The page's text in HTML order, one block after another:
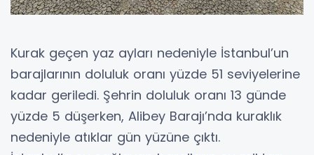
Kurak geçen yaz ayları nedeniyle İstanbul’un
barajlarının doluluk oranı yüzde 51 seviyelerine
kadar geriledi. Şehrin doluluk oranı 13 günde
yüzde 5 düşerken, Alibey Barajı’nda kuraklık
nedeniyle atıklar gün yüzüne çıktı.